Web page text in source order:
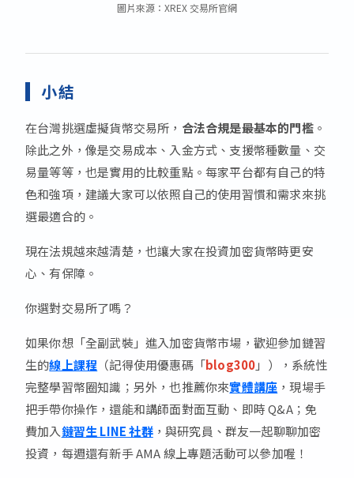
圖片來源：XREX 交易所官網
小結
在台灣挑選虛擬貨幣交易所， 合法合規是最基本的門檻。
除此之外，像是交易成本、入金方式、支援幣種數量、交
易量等等，也是實用的比較重點。每家平台都有自己的特
色和強項，建議大家可以依照自己的使用習慣和需求來挑
選最適合的。
現在法規越來越清楚，也讓大家在投資加密貨幣時更安
心、有保障。
你選對交易所了嗎？
如果你想「全副武裝」進入加密貨幣市場，歡迎參加鏈習
生的線上課程 （記得使用優惠碼「blog300」），系統性
完整學習幣圈知識；另外，也推薦你來實體講座 ，現場手
把手帶你操作，還能和講師面對面互動、即時 Q&A；免
費加入鏈習生 LINE 社群，與研究員、群友一起聊聊加密
投資，每週還有新手 AMA 線上專題活動可以參加喔！